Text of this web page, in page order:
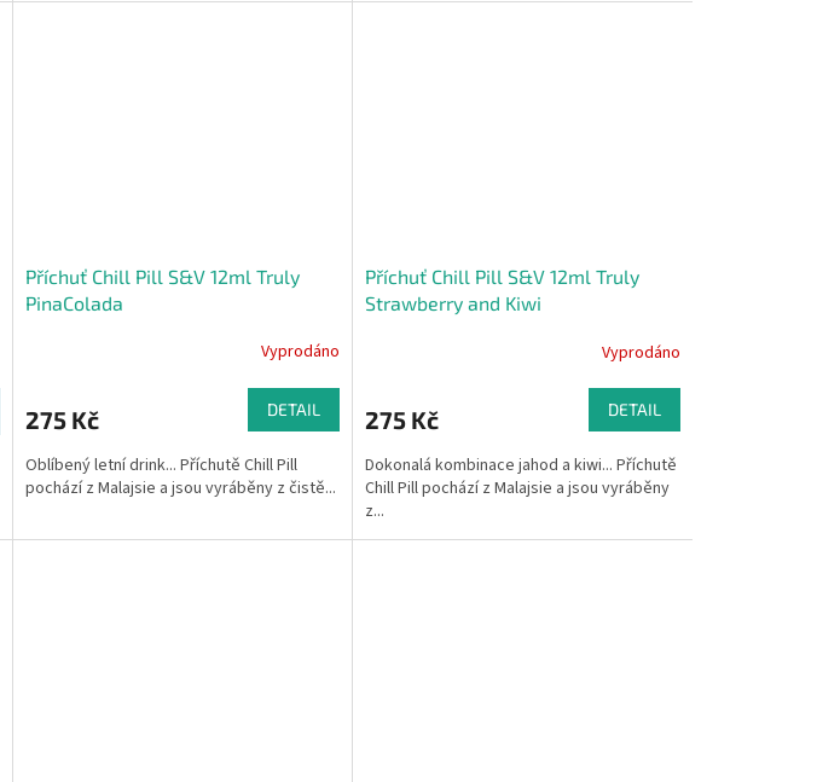
Příchuť Chill Pill S&V 12ml Truly
PinaColada
Vyprodáno
275 Kč DETAIL
Oblíbený letní drink... Příchutě Chill Pill
pochází z Malajsie a jsou vyráběny z čistě...
Příchuť Chill Pill S&V 12ml Truly
Strawberry and Kiwi
Vyprodáno
275 Kč DETAIL
Dokonalá kombinace jahod a kiwi... Příchutě
Chill Pill pochází z Malajsie a jsou vyráběny
z...